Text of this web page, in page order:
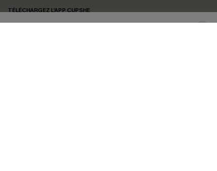
TÉLÉCHARGEZ L’APP CUPSHE